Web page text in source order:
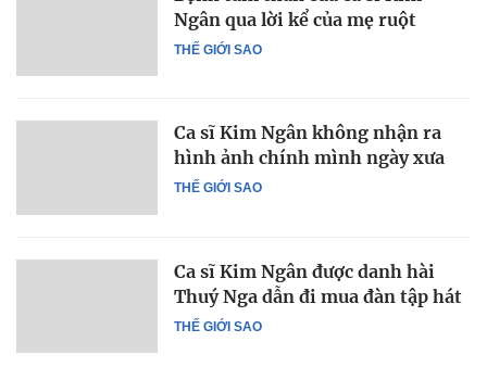
THẾ GIỚI SAO
Ngân qua lời kể của mẹ ruột
THẾ GIỚI SAO
Ca sĩ Kim Ngân không nhận ra
hình ảnh chính mình ngày xưa
THẾ GIỚI SAO
Ca sĩ Kim Ngân được danh hài
Thuý Nga dẫn đi mua đàn tập hát